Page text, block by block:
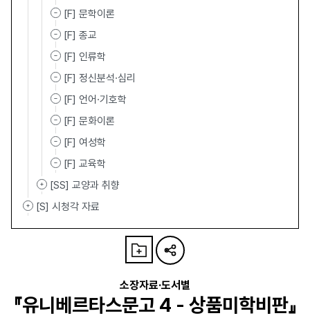
[F] 문학이론
[F] 종교
[F] 인류학
[F] 정신분석·심리
[F] 언어·기호학
[F] 문화이론
[F] 여성학
[F] 교육학
[SS] 교양과 취향
[S] 시청각 자료
소장자료·도서별
『유니베르타스문고 4 - 상품미학비판』